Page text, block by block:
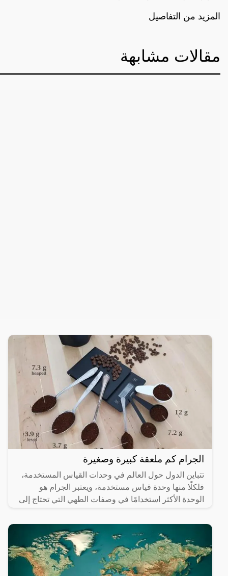
المزيد من التفاصيل
مقالات مشابهة
الجرام كم ملعقة كبيرة وصغيرة
تتباين الدول حول العالم في وحدات القياس المستخدمة،
فلكلًا منها وحدة قياس مستخدمة، ويعتبر الجرام هو
الوحدة الأكثر استخدامًا في وصفات الطهي التي تحتاج إلى